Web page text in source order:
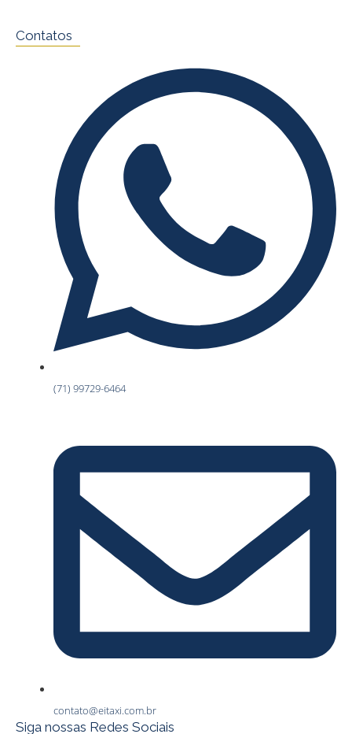
Contatos
(71) 99729-6464
contato@eitaxi.com.br
Siga nossas Redes Sociais